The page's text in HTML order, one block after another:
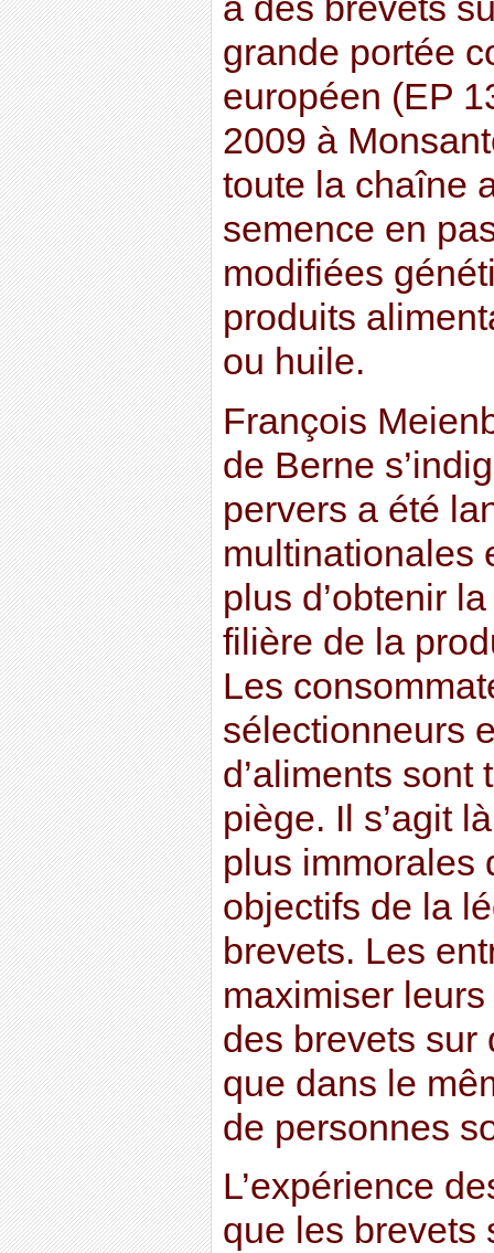
grande portée
européen (EP
2009 à
toute la chaîne
semence en
modifiées
produits
ou huile.
François
de Berne
pervers a été
multinationales
plus d’obtenir
filière de la
Les
sélectionneurs
d’aliments sont
piège. Il s’agit
plus immorales
objectifs de la
brevets. Les
maximiser
des brevets sur
que dans le
de personnes
L’expérience
que les brevets